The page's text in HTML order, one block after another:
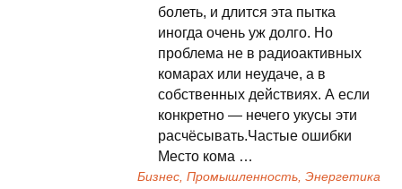
болеть, и длится эта пытка
иногда очень уж долго. Но
проблема не в радиоактивных
комарах или неудаче, а в
собственных действиях. А если
конкретно — нечего укусы эти
расчёсывать.Частые ошибки
Место кома …
Бизнес, Промышленность, Энергетика